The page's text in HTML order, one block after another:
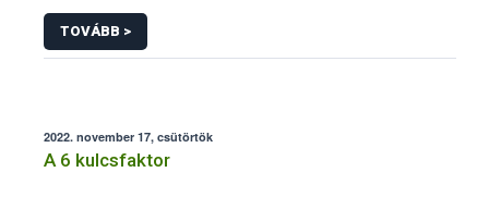
Rendszerben növénytermesztés témakörben
intézhető közhatalmi eljárásaihoz kapcsolódó
adatkezeléséhez
TOVÁBB >
2022. november 17, csütörtök
A 6 kulcsfaktor